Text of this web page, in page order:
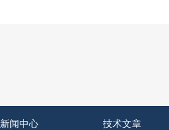
新闻中心 技术文章